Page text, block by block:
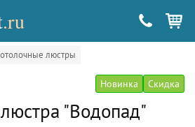
.ru
люстры
Новинка Скидка
"Водопад"